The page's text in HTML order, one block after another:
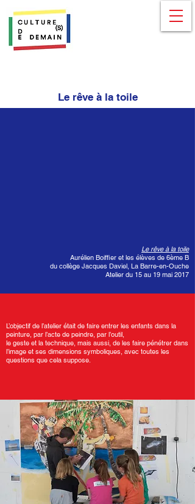
Le rêve à la toile
Le rêve à la toile
Aurélien Boiffier et les élèves de 6ème B
du collège Jacques Daviel, La Barre-en-Ouche
Atelier du 15 au 19 mai 2017
L’objectif de l’atelier était de faire entrer les enfants dans la
peinture, par l’acte de peindre, par l’outil,
le geste et la technique, mais aussi, de les faire pénétrer dans
l’image et ses dimensions symboliques, avec toutes les
questions que cela suppose.